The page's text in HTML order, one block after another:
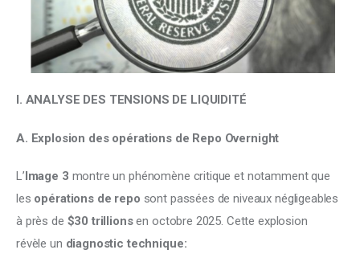
I. ANALYSE DES TENSIONS DE LIQUIDITÉ
A. Explosion des opérations de Repo Overnight
L’Image 3 montre un phénomène critique et notamment que
les opérations de repo sont passées de niveaux négligeables
à près de $30 trillions en octobre 2025. Cette explosion
révèle un diagnostic technique: